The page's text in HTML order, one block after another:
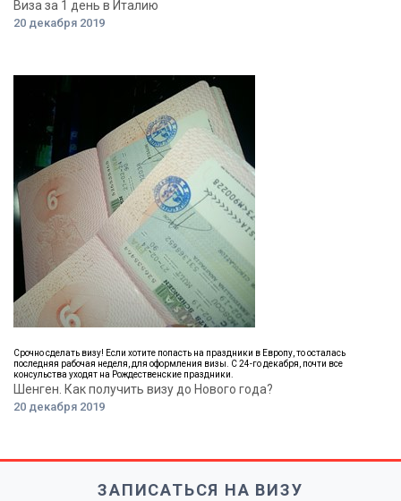
Виза за 1 день в Италию
20 декабря 2019
Срочно сделать визу! Если хотите попасть на праздники в Европу, то осталась
последняя рабочая неделя, для оформления визы. С 24-го декабря, почти все
консульства уходят на Рождественские праздники.
Шенген. Как получить визу до Нового года?
20 декабря 2019
ЗАПИСАТЬСЯ НА ВИЗУ